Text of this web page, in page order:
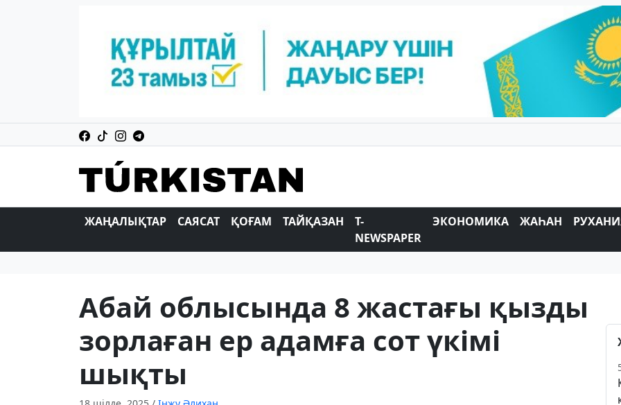
ЖАҢАЛЫҚТАР САЯСАТ ҚОҒАМ ТАЙҚАЗАН
T-
NEWSPAPER
ЭКОНОМИКА ЖАҺАН
Абай облысында 8 жастағы қызды
зорлаған ер адамға сот үкімі
шықты